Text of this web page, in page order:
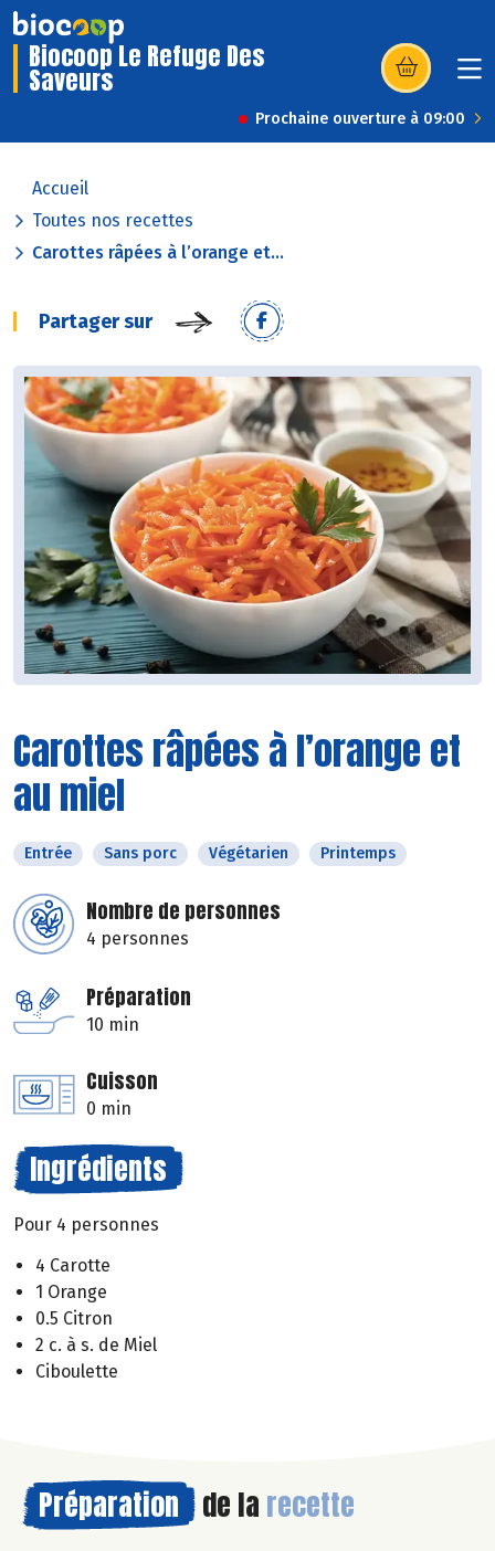
Biocoop Le Refuge Des
Saveurs (s’ouvre dans
Prochaine ouverture à 09:00
Accueil
Toutes nos recettes
Carottes râpées à l’orange et...
Partager sur
Carottes râpées à l’orange et
au miel
Entrée Sans porc Végétarien Printemps
Nombre de personnes
4 personnes
Préparation
10 min
Cuisson
0 min
Ingrédients
Pour 4 personnes
4 Carotte
1 Orange
0.5 Citron
2 c. à s. de Miel
Ciboulette
Préparation de la recette